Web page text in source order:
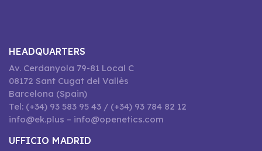
HEADQUARTERS
Av. Cerdanyola 79-81 Local C
08172 Sant Cugat del Vallès
Barcelona (Spain)
Tel: (+34) 93 583 95 43 / (+34) 93 784 82 12
info@ek.plus – info@openetics.com
UFFICIO MADRID